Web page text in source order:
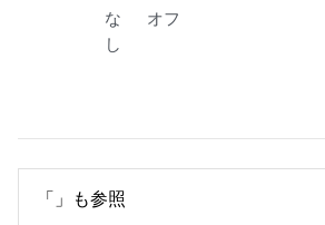
な
し
オフ
「」も参照